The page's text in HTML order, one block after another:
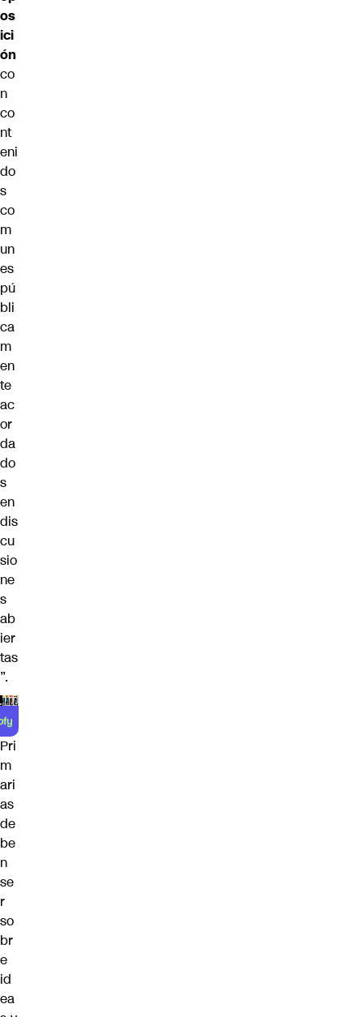
os
ici
ón
co
n
co
nt
eni
do
s
co
m
un
es
pú
bli
ca
m
en
te
ac
or
da
do
s
en
dis
cu
sio
ne
s
ab
ier
tas
”.
Pri
m
ari
as
de
be
n
se
r
so
br
e
id
ea